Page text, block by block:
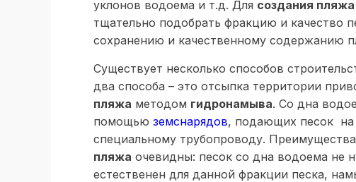
уклонов водоема и т.д. Для создания пляжа
тщательно подобрать фракцию и качество
сохранению и качественному содержанию
Существует несколько способов
два способа – это отсыпка территории
пляжа методом гидронамыва. Со дна
помощью земснарядов, подающих песок на
специальному трубопроводу.
пляжа очевидны: песок со дна водоема не
естественен для данной фракции песка,
Мы
Мы